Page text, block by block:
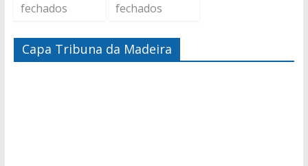
fechados
fechados
Capa Tribuna da Madeira